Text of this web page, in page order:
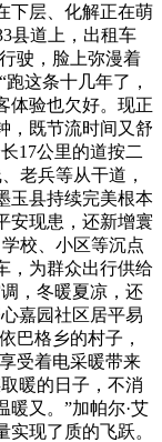
下层、化解正在萌
县道上，出租车
驶，脸上弥漫着
这条十几年了，
体验也欠好。现正
，既节流时间又舒
17公里的道按二
老兵等从干道，
玉县持续完美根本
安现患，还新增寰
校、小区等沉点
，为群众出行供给
，冬暖夏凉，还
嘉园社区居平易
巴格乡的村子，
受着电采暖带来
暖的日子，不消
暖又。”加帕尔·艾
现了质的飞跃。